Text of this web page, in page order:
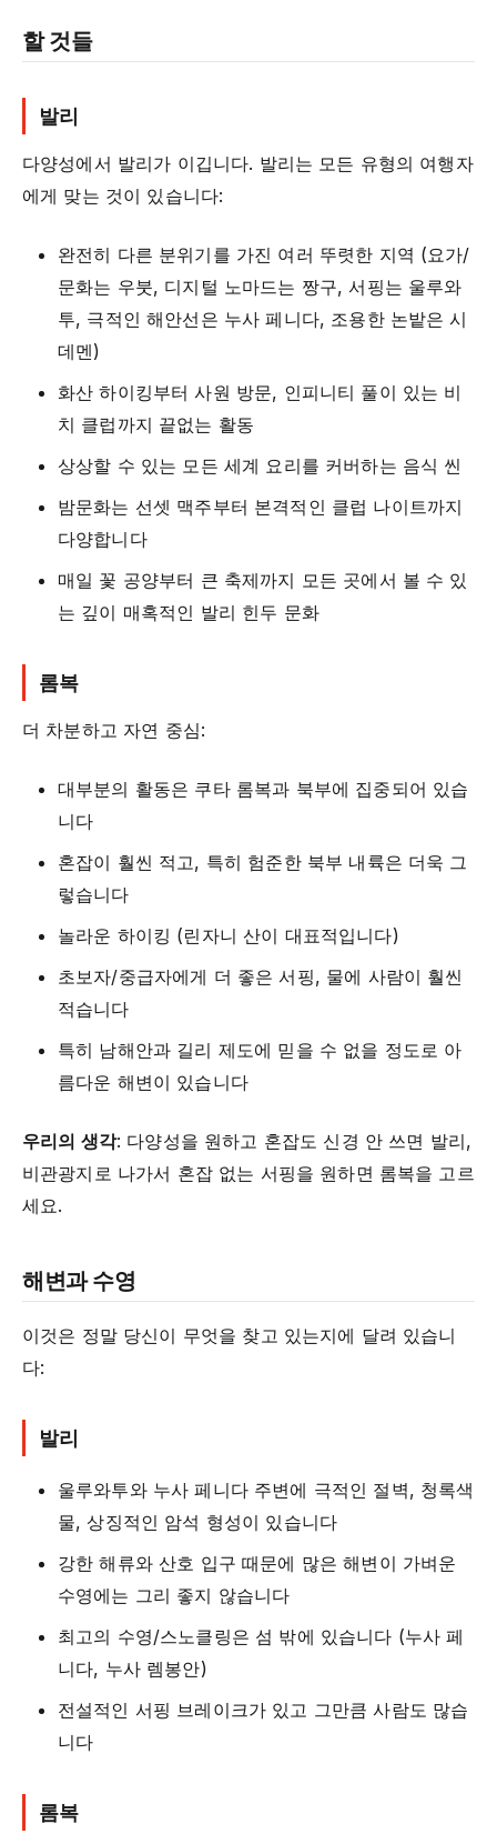
할 것들
발리
다양성에서 발리가 이깁니다. 발리는 모든 유형의 여행자
에게 맞는 것이 있습니다:
완전히 다른 분위기를 가진 여러 뚜렷한 지역 (요가/
문화는 우붓, 디지털 노마드는 짱구, 서핑는 울루와
투, 극적인 해안선은 누사 페니다, 조용한 논밭은 시
데멘)
화산 하이킹부터 사원 방문, 인피니티 풀이 있는 비
치 클럽까지 끝없는 활동
상상할 수 있는 모든 세계 요리를 커버하는 음식 씬
밤문화는 선셋 맥주부터 본격적인 클럽 나이트까지
다양합니다
매일 꽃 공양부터 큰 축제까지 모든 곳에서 볼 수 있
는 깊이 매혹적인 발리 힌두 문화
롬복
더 차분하고 자연 중심:
대부분의 활동은 쿠타 롬복과 북부에 집중되어 있습
니다
혼잡이 훨씬 적고, 특히 험준한 북부 내륙은 더욱 그
렇습니다
놀라운 하이킹 (린자니 산이 대표적입니다)
초보자/중급자에게 더 좋은 서핑, 물에 사람이 훨씬
적습니다
특히 남해안과 길리 제도에 믿을 수 없을 정도로 아
름다운 해변이 있습니다
우리의 생각: 다양성을 원하고 혼잡도 신경 안 쓰면 발리,
비관광지로 나가서 혼잡 없는 서핑을 원하면 롬복을 고르
세요.
해변과 수영
이것은 정말 당신이 무엇을 찾고 있는지에 달려 있습니
다:
발리
울루와투와 누사 페니다 주변에 극적인 절벽, 청록색
물, 상징적인 암석 형성이 있습니다
강한 해류와 산호 입구 때문에 많은 해변이 가벼운
수영에는 그리 좋지 않습니다
최고의 수영/스노클링은 섬 밖에 있습니다 (누사 페
니다, 누사 렘봉안)
전설적인 서핑 브레이크가 있고 그만큼 사람도 많습
니다
롬복